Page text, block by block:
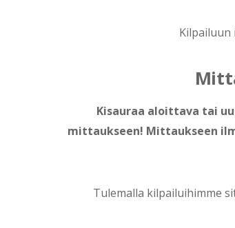
Kisauraa aloittava tai
mittaukseen! Mittaukseen
Tulemalla kilpailuihimme